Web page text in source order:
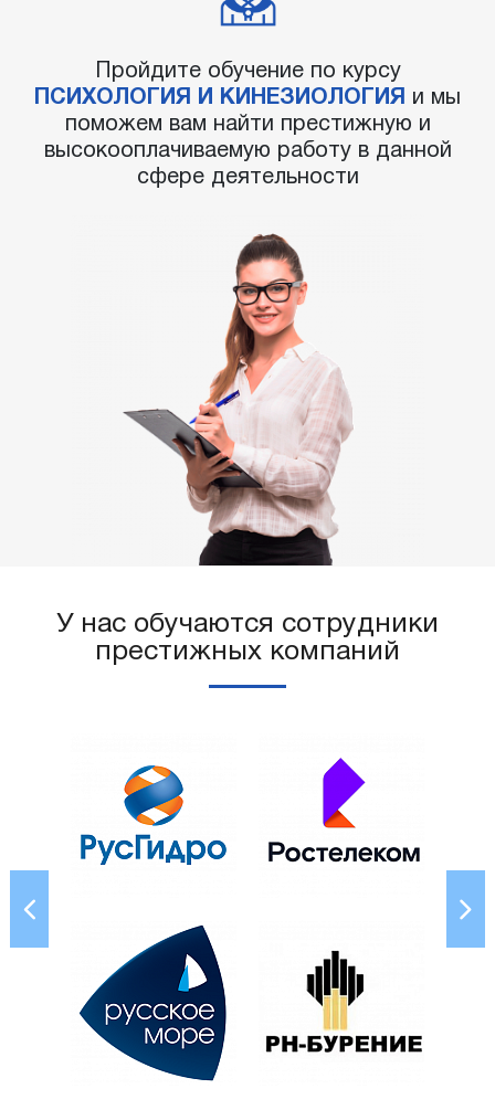
Пройдите обучение по курсу
ПСИХОЛОГИЯ И КИНЕЗИОЛОГИЯ
и мы
поможем вам найти престижную и
высокооплачиваемую работу в данной
сфере деятельности
У нас обучаются сотрудники
престижных компаний